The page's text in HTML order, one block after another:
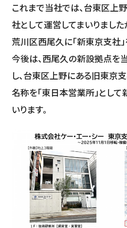
これまで当社では、台東区上
社として運営してまいりました
荒川区西尾久に「新東京支社」
今後は、西尾久の新設拠点を
し、台東区上野にある旧東京
名称を「東日本営業所」とし
いります。